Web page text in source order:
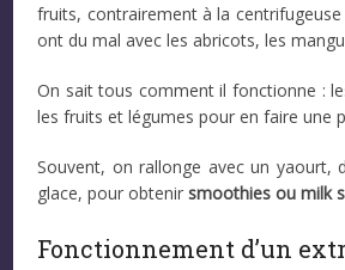
fruits, contrairement à la centrifugeuse
ont du mal avec les abricots, les
On sait tous comment il fonctionne :
les fruits et légumes pour en faire une
Souvent, on rallonge avec un yaourt,
glace, pour obtenirsmoothies ou milk
Fonctionnement d’un